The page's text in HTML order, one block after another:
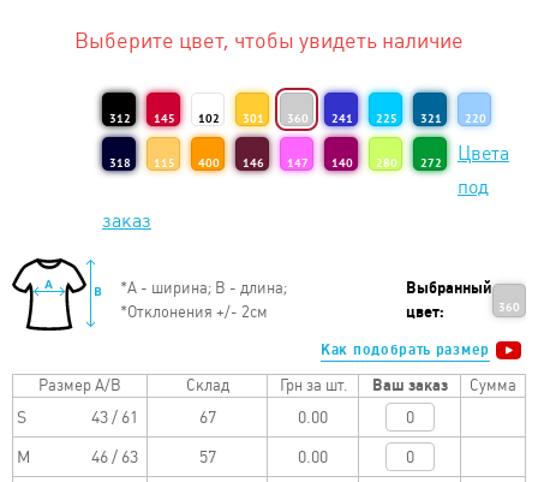
Тираж 6 - 10 шт. :
Тираж 21 - 50 шт. : 475 uah
Тираж 51 - 100 шт. : 465 uah
Выберите цвет, чтобы увидеть наличие
312 145 102 301 360 241 225 321 220
318 115 400 146 147 140 280 272
Цвета
под
заказ
*А - ширина; B - длина;
*Отклонения +/- 2см
Выбранный
цвет:
360
Как подобрать размер
Размер A/B Склад Грн за шт. Ваш заказ Сумма
S 43 / 61 0.00
M 46 / 63 0.00